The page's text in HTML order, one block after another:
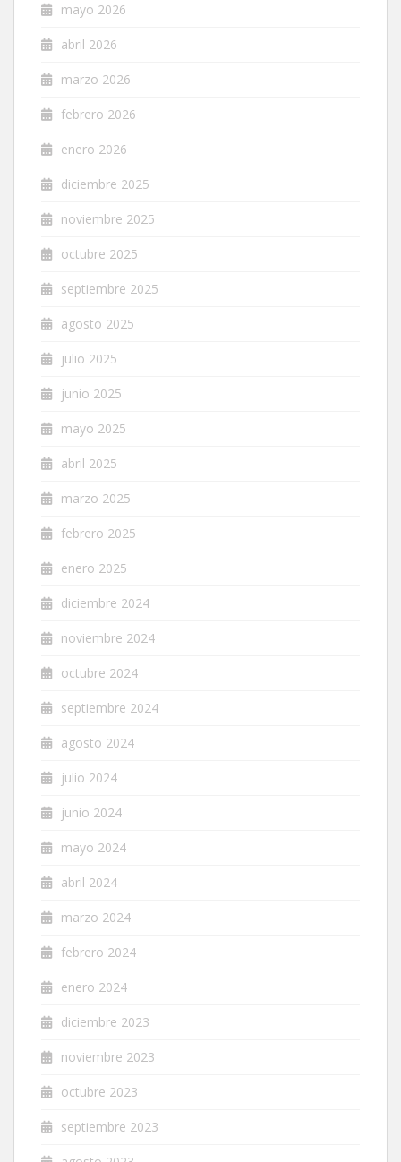
mayo 2026
abril 2026
marzo 2026
febrero 2026
enero 2026
diciembre 2025
noviembre 2025
octubre 2025
septiembre 2025
agosto 2025
julio 2025
junio 2025
mayo 2025
abril 2025
marzo 2025
febrero 2025
enero 2025
diciembre 2024
noviembre 2024
octubre 2024
septiembre 2024
agosto 2024
julio 2024
junio 2024
mayo 2024
abril 2024
marzo 2024
febrero 2024
enero 2024
diciembre 2023
noviembre 2023
octubre 2023
septiembre 2023